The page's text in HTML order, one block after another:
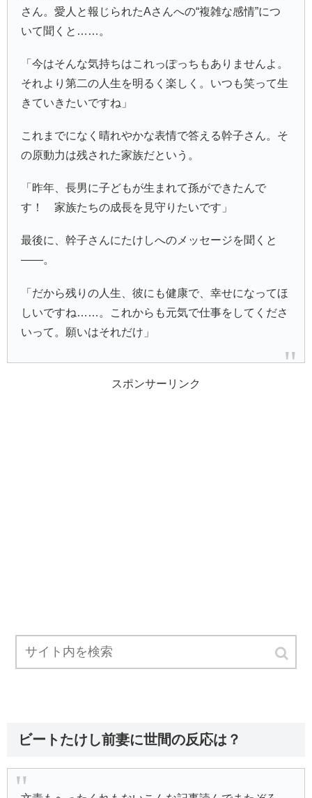
さん。愛人と報じられたAさんへの“複雑な感情”につ
いて聞くと……。
「今はそんな気持ちはこれっぽっちもありませんよ。
それより第二の人生を明るく楽しく。いつも笑って生
きていきたいですね」
これまでになく晴れやかな表情で答える幹子さん。そ
の原動力は残された家族だという。
「昨年、長男に子どもが生まれて孫ができたんで
す！ 家族たちの成長を見守りたいです」
最後に、幹子さんにたけしへのメッセージを聞くと
――。
「だから残りの人生、彼にも健康で、幸せになってほ
しいですね……。これからも元気で仕事をしてくださ
いって。願いはそれだけ」
スポンサーリンク
ビートたけし前妻に世間の反応は？